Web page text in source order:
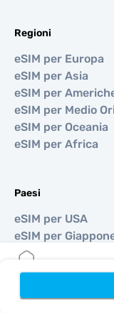
Regioni
eSIM per Europa
eSIM per Asia
eSIM per
eSIM per Medio
eSIM per Oceania
eSIM per Africa
Paesi
eSIM per USA
eSIM per
eSIM per Canada
eSIM per Spagna
eSIM per Regno